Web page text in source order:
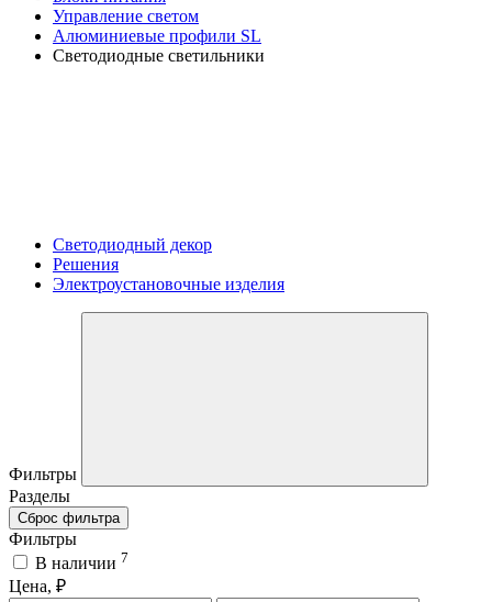
Управление светом
Алюминиевые профили SL
Светодиодные светильники
Светодиодный декор
Решения
Электроустановочные изделия
Фильтры
Разделы
Сброс фильтра
Фильтры
В наличии 7
Цена, ₽